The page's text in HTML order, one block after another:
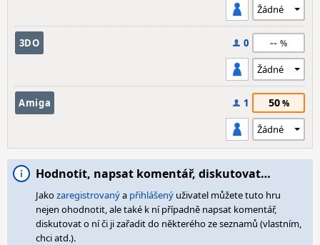
3DO 0 --
Amiga 1 50
Hodnotit, napsat komentář, diskutovat…
Jakozaregistrovanýa přihlášený uživatel můžete tuto hru
nejen ohodnotit, ale také k ní případně napsat komentář,
diskutovat o ní či ji zařadit do některého ze seznamů (vlastním,
chci atd.).